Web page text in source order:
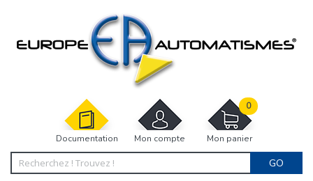
Documentation Mon compte Mon panier
0
GO